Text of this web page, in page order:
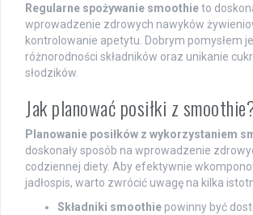
Regularne spożywanie smoothieto
wprowadzenie zdrowych nawyków
kontrolowanie apetytu. Dobrym pomysłem
różnorodności składników oraz unikanie
słodzików.
Jak planować posiłki z
Planowanie posiłków z wykorzystaniem
doskonały sposób na wprowadzenie
codziennej diety. Aby efektywnie
jadłospis, warto zwrócić uwagę na kilka
Składniki smoothie powinny być